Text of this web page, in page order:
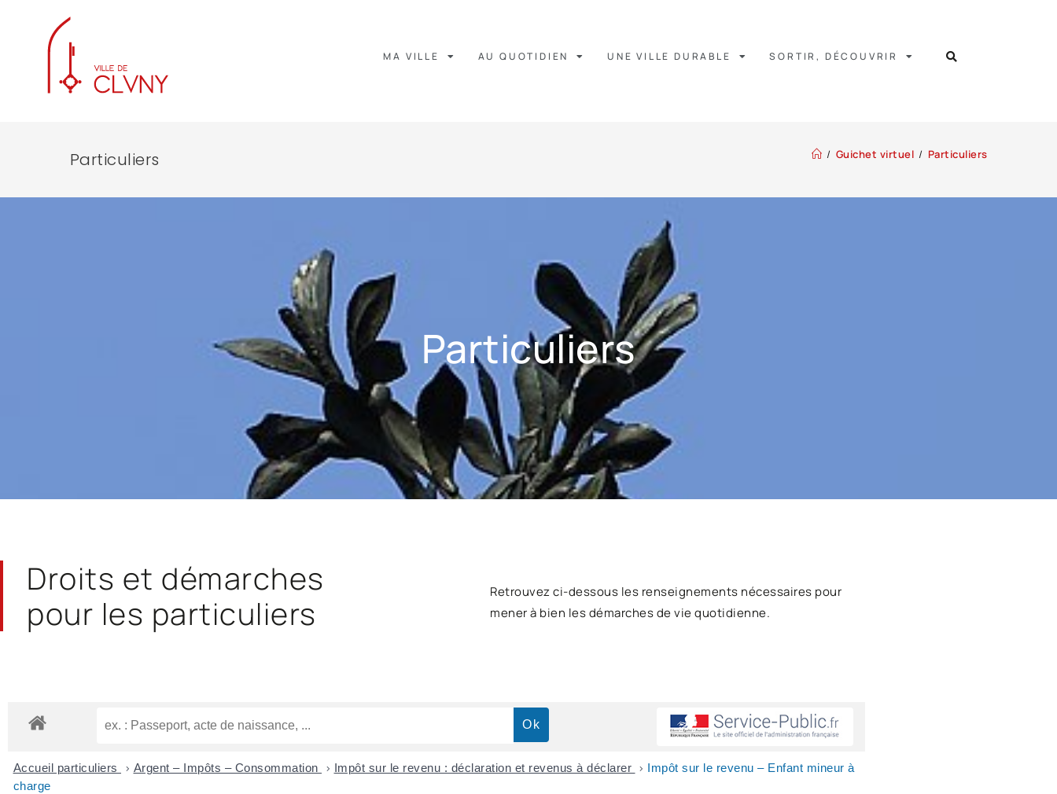
MA VILLE AU QUOTIDIEN UNE VILLE DURABLE SORTIR, DÉCOUVRIR
Particuliers / Guichet virtuel / Particuliers
Particuliers
Droits et démarches
pour les particuliers
Retrouvez ci-dessous les renseignements nécessaires pour
mener à bien les démarches de vie quotidienne.
Accueil particuliers > Argent – Impôts – Consommation > Impôt sur le revenu : déclaration et revenus à déclarer > Impôt sur le revenu – Enfant mineur à
charge